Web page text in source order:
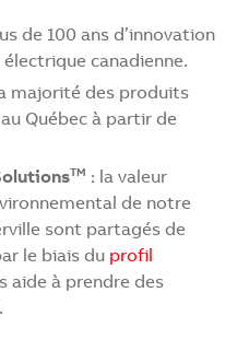
de 100 ans d’innovation
canadienne.
majorité des produits
Québec à partir de
TM : la valeur
de notre
sont partagés de
le biais du profil
aide à prendre des